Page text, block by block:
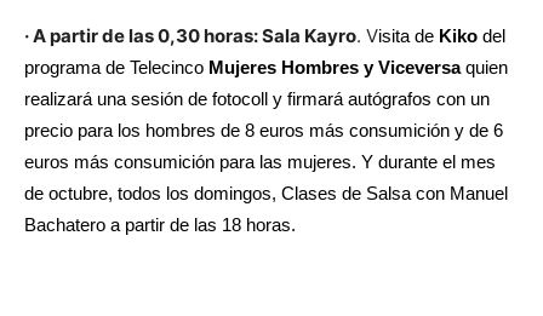
· A partir de las 0,30 horas: Sala Kayro. Visita de Kiko del
programa de Telecinco Mujeres Hombres y Viceversaquien
realizará una sesión de fotocoll y firmará autógrafos con un
precio para los hombres de 8 euros más consumición y de 6
euros más consumición para las mujeres. Y durante el mes
de octubre, todos los domingos, Clases de Salsa con Manuel
Bachatero a partir de las 18 horas.